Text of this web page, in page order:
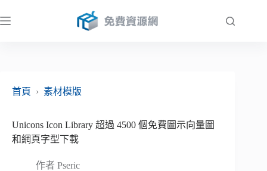
至
首頁
› 素材模版
Unicons Icon Library 超過 4500 個免費圖示向量圖
和網頁字型下載
作者 Pseric